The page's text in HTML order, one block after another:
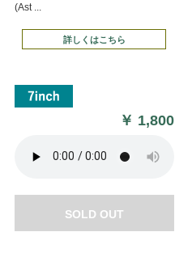
(Ast ...
詳しくはこちら
￥ 1,800
SOLD OUT